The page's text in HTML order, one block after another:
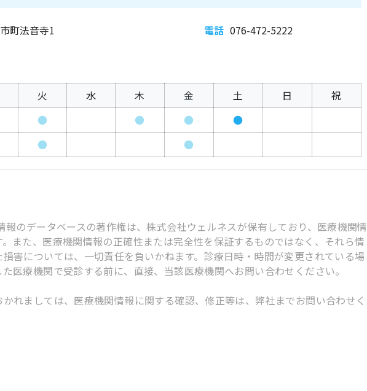
町法音寺1 電話 076-472-5222
火 水 木 金 土 日 祝
● ● ● ●
● ●
のデータベースの著作権は、株式会社ウェルネスが保有しており、医療機関情
また、医療機関情報の正確性または完全性を保証するものではなく、それら情
害については、一切責任を負いかねます。診療日時・時間が変更されている場
医療機関で受診する前に、直接、当該医療機関へお問い合わせください。
れましては、医療機関情報に関する確認、修正等は、弊社までお問い合わせく